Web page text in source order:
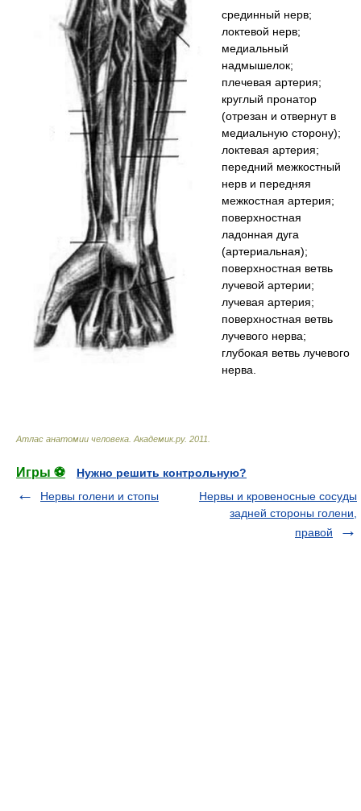
срединный нерв;
локтевой нерв;
медиальный
надмышелок;
плечевая артерия;
круглый пронатор
(отрезан и отвернут в
медиальную сторону);
локтевая артерия;
передний межкостный
нерв и передняя
межкостная артерия;
поверхностная
ладонная дуга
(артериальная);
поверхностная ветвь
лучевой артерии;
лучевая артерия;
поверхностная ветвь
лучевого нерва;
глубокая ветвь лучевого
нерва.
Атлас анатомии человека Академик.ру. 2011
Игры ⚽
Нужно решить контрольную?
Нервы голени и стопы
Нервы и кровеносные сосуды
задней стороны голени,
правой